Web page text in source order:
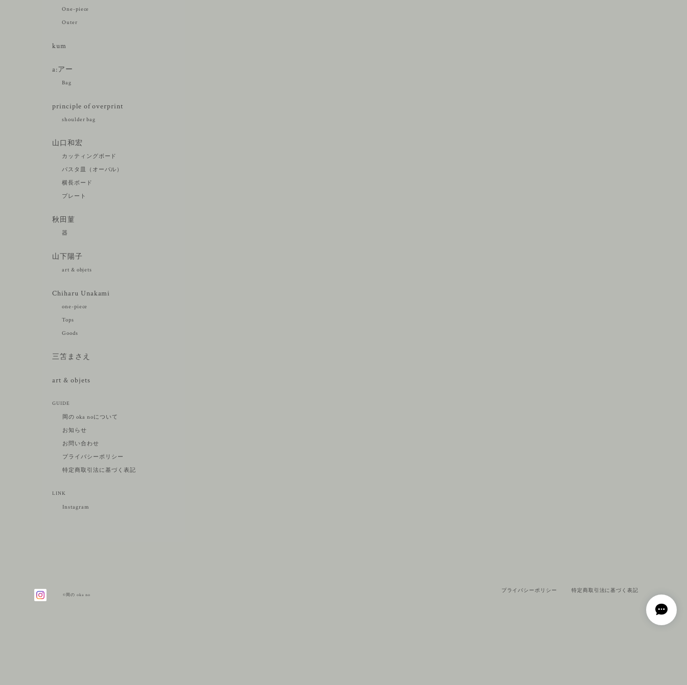
One-piece
Outer
kum
a:アー
Bag
principle of overprint
shoulder bag
山口和宏
カッティングボード
パスタ皿（オーバル）
横長ボード
プレート
秋田菫
器
山下陽子
art & objets
Chiharu Unakami
one-piece
Tops
Goods
三笘まさえ
art & objets
GUIDE
岡の oka noについて
お知らせ
お問い合わせ
プライバシーポリシー
特定商取引法に基づく表記
LINK
Instagram
プライバシーポリシー 特定商取引法に基づく表記
©岡の oka no